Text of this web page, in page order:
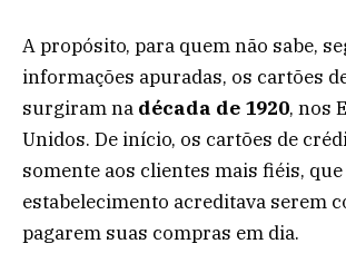
A propósito, para quem não sabe,
informações apuradas, os cartões
surgiram na década de 1920, nos
Unidos. De início, os cartões de
somente aos clientes mais fiéis,
estabelecimento acreditava serem
pagarem suas compras em dia.